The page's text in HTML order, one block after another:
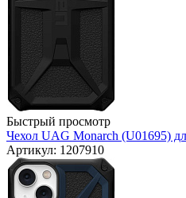
Быстрый просмотр
Чехол UAG Monarch (U01695)
Артикул: 1207910